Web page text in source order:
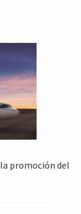
promoción del